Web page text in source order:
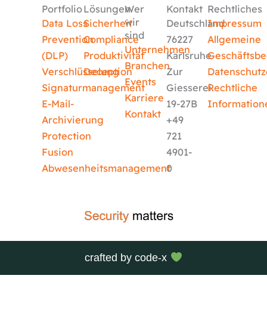
Portfolio
Data Loss
Prevention
(DLP)
Verschlüsselung
Signaturmanagement
E-Mail-
Archivierung
Protection
Fusion
Abwesenheitsmanagement
Lösungen
Sicherheit
Compliance
Produktivität
Deception
Wer
wir
sind
Unternehmen
Branchen
Events
Karriere
Kontakt
Kontakt
Deutschland
76227
Karlsruhe
Zur
Giesserei
19-27B
+49
721
4901-
0
Rechtliches
Impressum
Allgemeine
Rechtliche
crafted bycode-x